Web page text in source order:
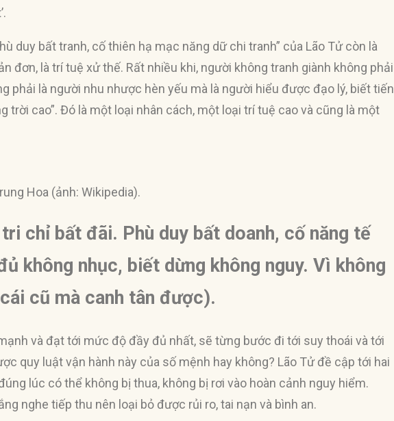
duy bất tranh, cố thiên hạ mạc năng dữ chi tranh” của Lão Tử còn là
đơn, là trí tuệ xử thế. Rất nhiều khi, người không tranh giành không phải
phải là người nhu nhược hèn yếu mà là người hiểu được đạo lý, biết tiến
trời cao”. Đó là một loại nhân cách, một loại trí tuệ cao và cũng là một
Hoa (ảnh: Wikipedia).
chỉ bất đãi. Phù duy bất doanh, cố năng tế
không nhục, biết dừng không nguy. Vì không
cũ mà canh tân được).
và đạt tới mức độ đầy đủ nhất, sẽ từng bước đi tới suy thoái và tới
quy luật vận hành này của số mệnh hay không? Lão Tử đề cập tới hai
lúc có thể không bị thua, không bị rơi vào hoàn cảnh nguy hiểm.
nghe tiếp thu nên loại bỏ được rủi ro, tai nạn và bình an.